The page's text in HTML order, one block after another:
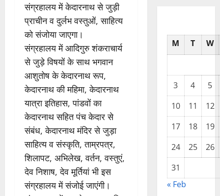
संग्रहालय में केदारनाथ से जुड़ी
प्राचीन व दुर्लभ वस्तुओं, साहित्य
को संजोया जाएगा।
संग्रहालय में आदिगुरु शंकराचार्य
से जुड़े विषयों के साथ भगवान
आशुतोष के केदारनाथ रूप,
केदारनाथ की महिमा, केदारनाथ
यात्रा इतिहास, पांडवों का
केदारनाथ सहित पंच केदार से
संबंध, केदारनाथ मंदिर से जुड़ा
साहित्य व संस्कृति, ताम्रपत्र,
शिलापट, अभिलेख, वर्तन, वस्तुएं,
देव निशाष, देव मूर्तियां भी इस
संग्रहालय में संजोई जाएंगी।
M T W
3 4
5
10
11
12
17
18
19
24
25
26
31
« Feb